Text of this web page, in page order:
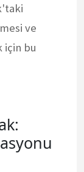
ve
için bu